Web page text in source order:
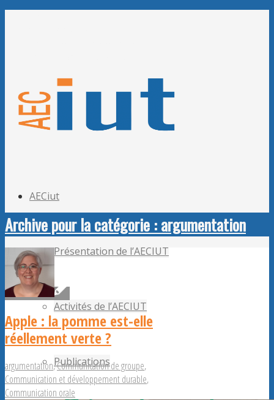
AECiut
Présentation de l’AECIUT
Activités de l’AECIUT
Publications
Archive pour la catégorie : argumentation
Apple : la pomme est-elle
réellement verte ?
argumentation,Communication de groupe,
Communication et développement durable,
Communication orale